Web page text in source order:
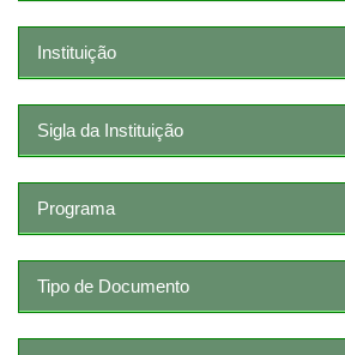
Instituição
Sigla da Instituição
Programa
Tipo de Documento